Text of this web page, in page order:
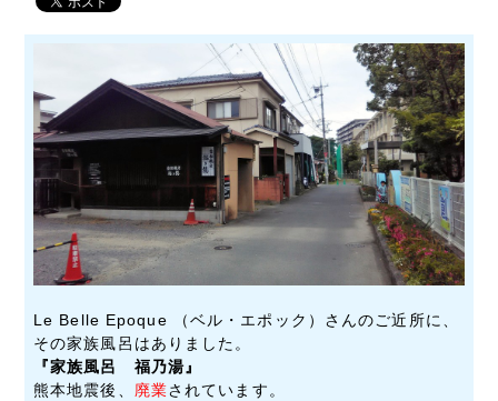
Le Belle Epoque （ベル・エポック）さんのご近所に、
その家族風呂はありました。
『家族風呂 福乃湯』
熊本地震後、 廃業されています。